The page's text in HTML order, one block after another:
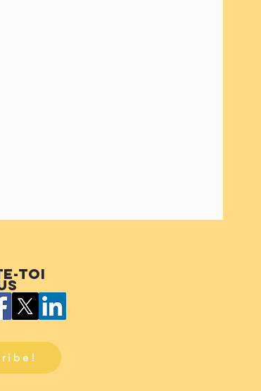
toi